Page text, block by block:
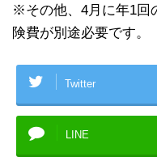
※その他、4月に年1回
険費が別途必要です。
Twitter
LINE